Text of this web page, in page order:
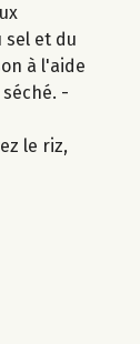
sel et du
à l'aide
-
le riz,